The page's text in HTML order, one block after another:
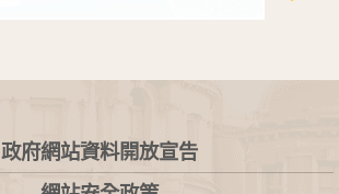
政府網站資料開放宣告